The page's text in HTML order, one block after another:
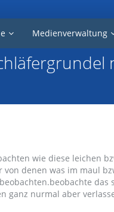
Medienverwaltung
wie diese leichen
denen was im maul
das
ganz nurmal aber